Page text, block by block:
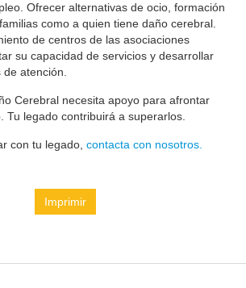
Ofrecer alternativas de ocio, formación
como a quien tiene daño cerebral.
de centros de las asociaciones
su capacidad de servicios y desarrollar
atención.
Cerebral necesita apoyo para afrontar
Tu legado contribuirá a superarlos.
con tu legado, contacta con nosotros.
Imprimir